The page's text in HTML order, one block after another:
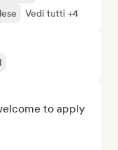
Vedi tutti +4
to apply